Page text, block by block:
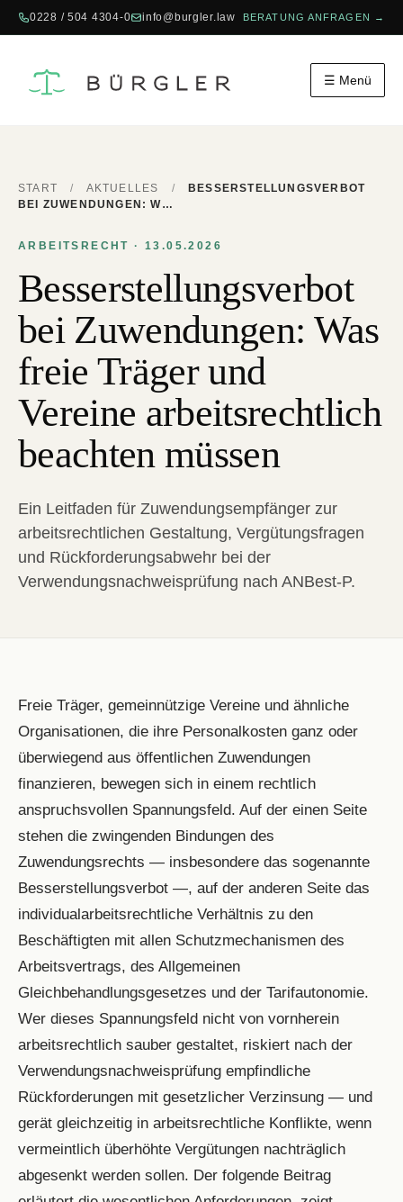
0228 / 504 4304-0 info@burgler.law BERATUNG ANFRAGEN →
☰ Menü
START / AKTUELLES /
BESSERSTELLUNGSVERBOT
BEI ZUWENDUNGEN: W…
ARBEITSRECHT · 13.05.2026
Besserstellungsverbot
bei Zuwendungen: Was
freie Träger und
Vereine arbeitsrechtlich
beachten müssen
Ein Leitfaden für Zuwendungsempfänger zur
arbeitsrechtlichen Gestaltung, Vergütungsfragen
und Rückforderungsabwehr bei der
Verwendungsnachweisprüfung nach ANBest-P.
Freie Träger, gemeinnützige Vereine und ähnliche
Organisationen, die ihre Personalkosten ganz oder
überwiegend aus öffentlichen Zuwendungen
finanzieren, bewegen sich in einem rechtlich
anspruchsvollen Spannungsfeld. Auf der einen Seite
stehen die zwingenden Bindungen des
Zuwendungsrechts — insbesondere das sogenannte
Besserstellungsverbot —, auf der anderen Seite das
individualarbeitsrechtliche Verhältnis zu den
Beschäftigten mit allen Schutzmechanismen des
Arbeitsvertrags, des Allgemeinen
Gleichbehandlungsgesetzes und der Tarifautonomie.
Wer dieses Spannungsfeld nicht von vornherein
arbeitsrechtlich sauber gestaltet, riskiert nach der
Verwendungsnachweisprüfung empfindliche
Rückforderungen mit gesetzlicher Verzinsung — und
gerät gleichzeitig in arbeitsrechtliche Konflikte, wenn
vermeintlich überhöhte Vergütungen nachträglich
abgesenkt werden sollen. Der folgende Beitrag